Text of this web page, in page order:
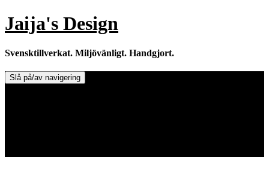
Hoppa
till
Jaija's Design
Svensktillverkat. Miljövänligt. Handgjort.
Slå på/av navigering